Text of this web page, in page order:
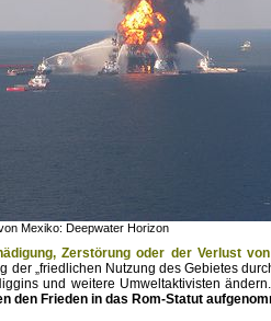
Mexiko: Deepwater Horizon
Zerstörung oder der Verlust
der „friedlichen Nutzung des Gebietes
und weitere Umweltaktivisten
den Frieden in das Rom-Statut